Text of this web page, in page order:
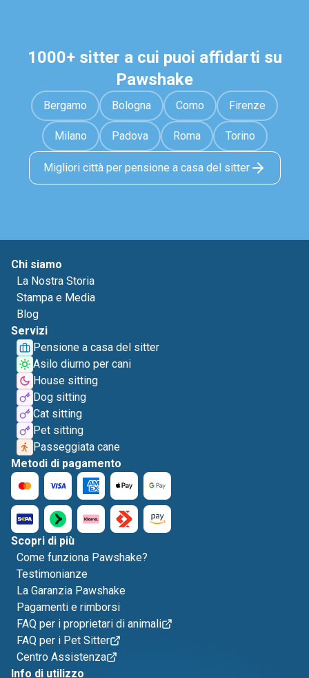
1000+ sitter a cui puoi affidarti su
Pawshake
Bergamo Bologna Como Firenze
Milano Padova Roma Torino
Migliori città per pensione a casa del sitter
Chi siamo
La Nostra Storia
Stampa e Media
Blog
Servizi
Pensione a casa del sitter
Asilo diurno per cani
House sitting
Dog sitting
Cat sitting
Pet sitting
Passeggiata cane
Metodi di pagamento
Scopri di più
Come funziona Pawshake?
Testimonianze
La Garanzia Pawshake
Pagamenti e rimborsi
FAQ per i proprietari di animali
FAQ per i Pet Sitter
Centro Assistenza
Info di utilizzo